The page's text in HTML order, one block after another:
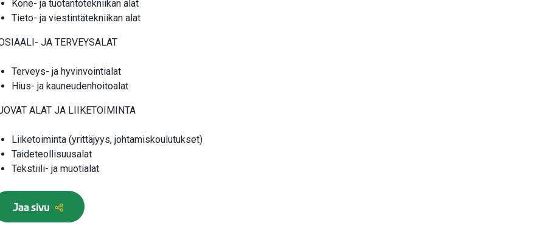
Kone- ja tuotantotekniikan alat
Tieto- ja viestintätekniikan alat
JA TERVEYSALAT
Terveys- ja hyvinvointialat
Hius- ja kauneudenhoitoalat
ALAT JA LIIKETOIMINTA
Liiketoiminta (yrittäjyys, johtamiskoulutukset)
Taideteollisuusalat
Tekstiili- ja muotialat
Jaa sivu